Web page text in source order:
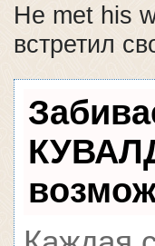
He met his
встретил